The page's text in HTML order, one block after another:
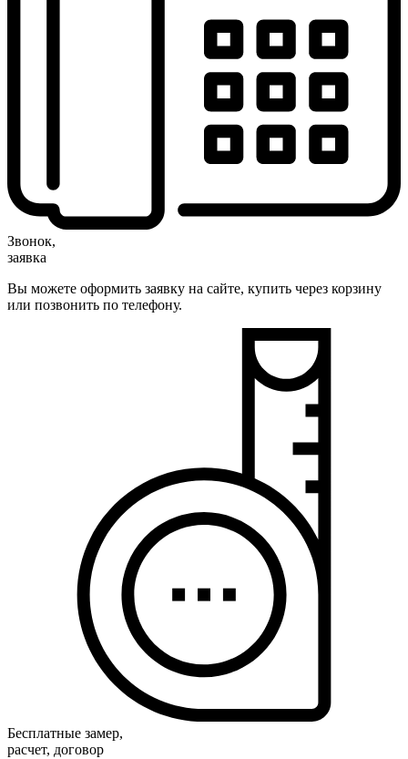
Звонок,
заявка
Вы можете оформить заявку на сайте, купить через корзину
или позвонить по телефону.
Бесплатные замер,
расчет, договор